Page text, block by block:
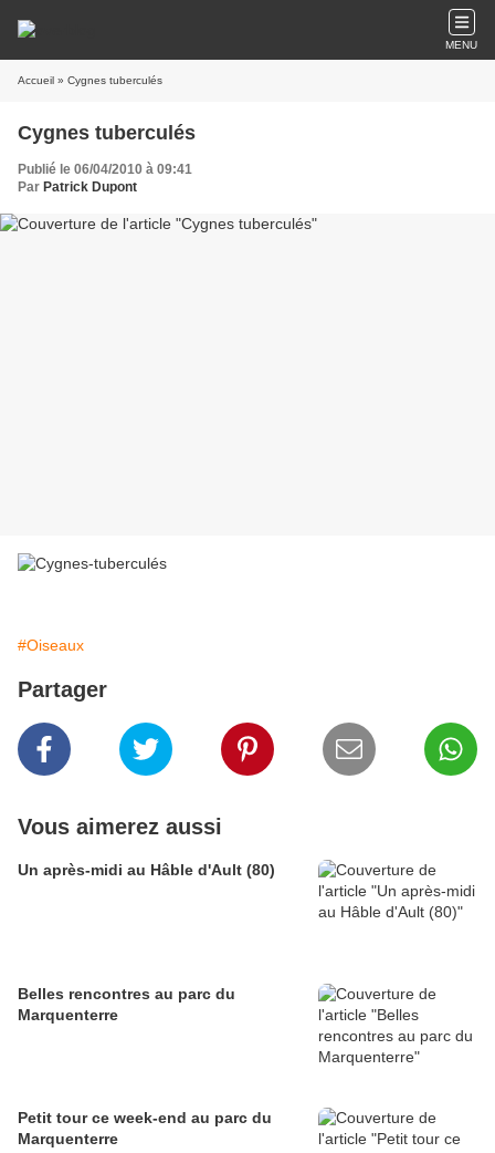
MENU
Accueil » Cygnes tuberculés
Cygnes tuberculés
Publié le 06/04/2010 à 09:41
Par Patrick Dupont
#Oiseaux
Partager
Vous aimerez aussi
Un après-midi au Hâble d'Ault (80)
Belles rencontres au parc du
Marquenterre
Petit tour ce week-end au parc du
Marquenterre